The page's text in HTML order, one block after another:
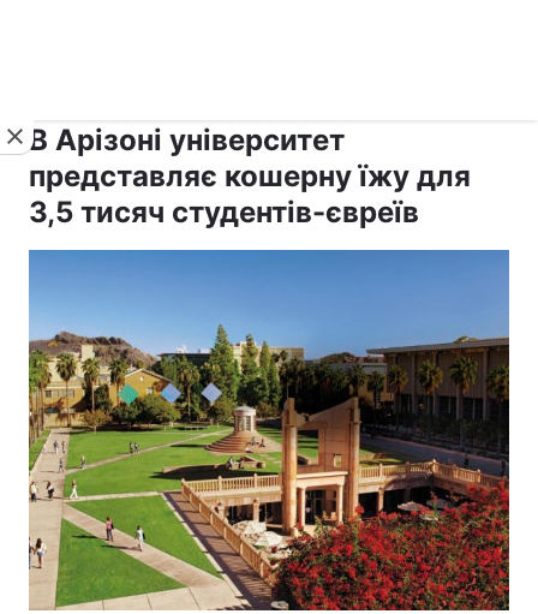
В Арізоні університет
представляє кошерну їжу для
3,5 тисяч студентів-євреїв